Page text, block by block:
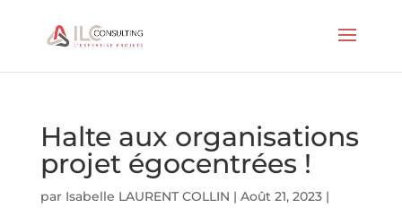
Halte aux organisations
projet égocentrées !
par Isabelle LAURENT COLLIN | Août 21, 2023|